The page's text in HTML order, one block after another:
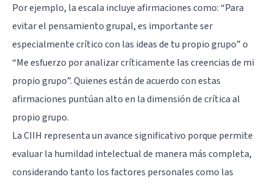
Por ejemplo, la escala incluye afirmaciones como: “Para
evitar el pensamiento grupal, es importante ser
especialmente crítico con las ideas de tu propio grupo” o
“Me esfuerzo por analizar críticamente las creencias de mi
propio grupo”. Quienes están de acuerdo con estas
afirmaciones puntúan alto en la dimensión de crítica al
propio grupo.
La CIIH representa un avance significativo porque permite
evaluar la humildad intelectual de manera más completa,
considerando tanto los factores personales como las